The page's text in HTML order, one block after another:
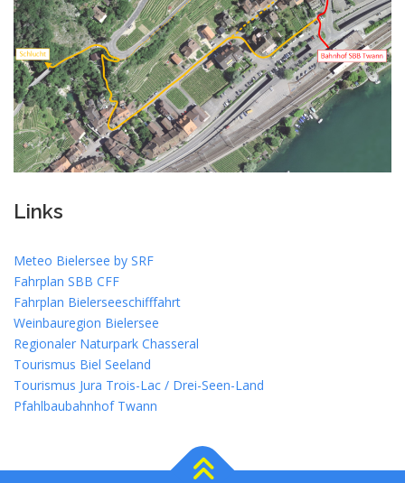
Links
Meteo Bielersee by SRF
Fahrplan SBB CFF
Fahrplan Bielerseeschifffahrt
Weinbauregion Bielersee
Regionaler Naturpark Chasseral
Tourismus Biel Seeland
Tourismus Jura Trois-Lac / Drei-Seen-Land
Pfahlbaubahnhof Twann